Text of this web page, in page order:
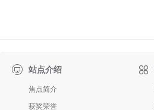
站点介绍
焦点简介
获奖荣誉
